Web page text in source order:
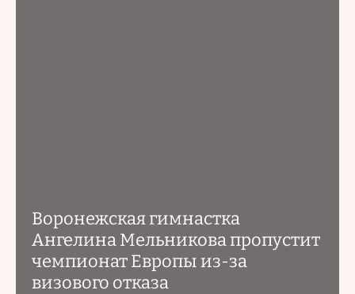
Воронежская гимнастка
Ангелина Мельникова пропустит
чемпионат Европы из-за
визового отказа